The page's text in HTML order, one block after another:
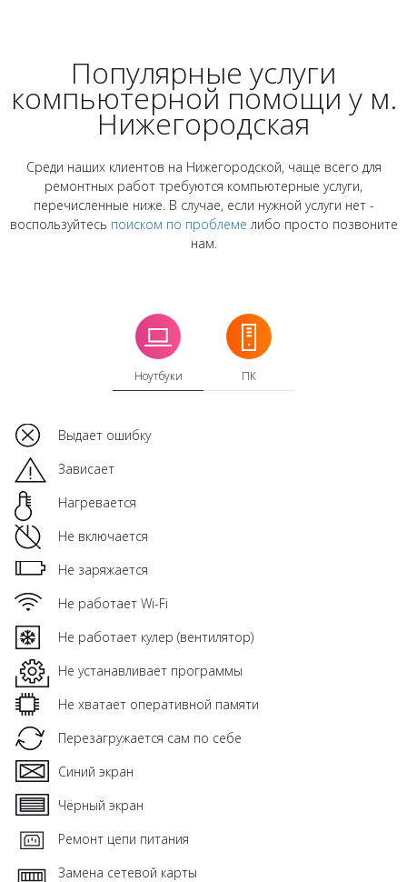
Популярные услуги
компьютерной помощи у м.
Нижегородская
Среди наших клиентов на Нижегородской, чаще всего для
ремонтных работ требуются компьютерные услуги,
перечисленные ниже. В случае, если нужной услуги нет -
воспользуйтесь поиском по проблеме либо просто позвоните
нам.
Ноутбуки ПК
Выдает ошибку
Зависает
Нагревается
Не включается
Не заряжается
Не работает Wi-Fi
Не работает кулер (вентилятор)
Не устанавливает программы
Не хватает оперативной памяти
Перезагружается сам по себе
Синий экран
Чёрный экран
Ремонт цепи питания
Замена сетевой карты